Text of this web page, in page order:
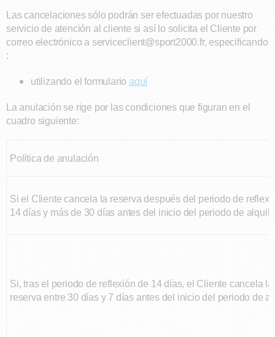
Las cancelaciones sólo podrán ser efectuadas por nuestro
servicio de atención al cliente si así lo solicita el Cliente por
correo electrónico a serviceclient@sport2000.fr, especificando
:
utilizando el formulario aquí
La anulación se rige por las condiciones que figuran en el
cuadro siguiente:
Política de anulación
Si el Cliente cancela la reserva después del periodo de
14 días y más de 30 días antes del inicio del periodo de
Si, tras el periodo de reflexión de 14 días, el Cliente cancela la
reserva entre 30 días y 7 días antes del inicio del periodo de